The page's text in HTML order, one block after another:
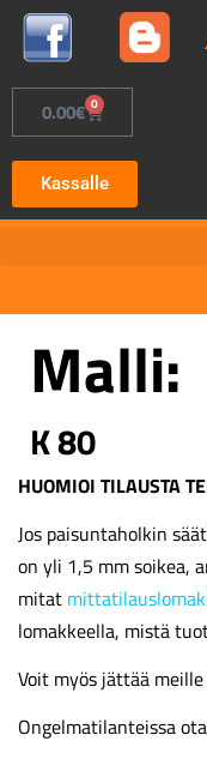
0.00€ 0
Kassalle
Malli:
K 80
HUOMIOI TILAUSTA
Jos paisuntaholkin
on yli 1,5 mm soikea,
mitat
lomakkeella, mistä
Voit myös jättää meille
Ongelmatilanteissa